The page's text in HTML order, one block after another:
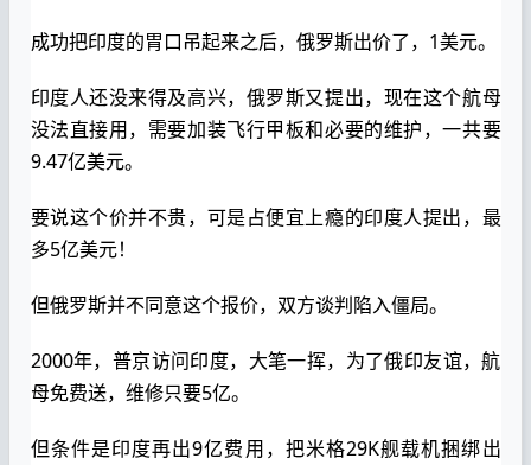
成功把印度的胃口吊起来之后，俄罗斯出价了，1美元。
印度人还没来得及高兴，俄罗斯又提出，现在这个航母
没法直接用，需要加装飞行甲板和必要的维护，一共要
9.47亿美元。
要说这个价并不贵，可是占便宜上瘾的印度人提出，最
多5亿美元！
但俄罗斯并不同意这个报价，双方谈判陷入僵局。
2000年，普京访问印度，大笔一挥，为了俄印友谊，航
母免费送，维修只要5亿。
但条件是印度再出9亿费用，把米格29K舰载机捆绑出